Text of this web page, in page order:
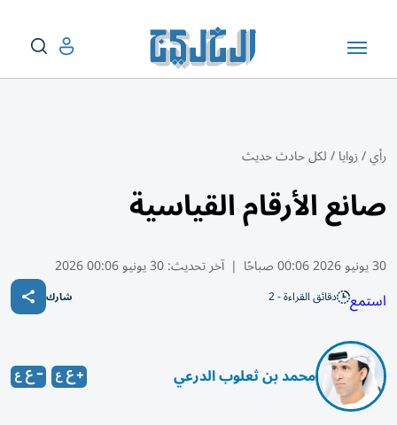
رأي/زوايا/لكل حادث حديث
صانع الأرقام القياسية
30 يونيو 2026 00:06 صباحًا | آخر تحديث:30 يونيو 00:06 2026
استمع دقائق القراءة - 2 شارك
محمد بن ثعلوب الدرعي